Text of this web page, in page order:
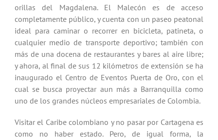
orillas del Magdalena. El Malecón es de acceso
completamente público, y cuenta con un paseo peatonal
ideal para caminar o recorrer en bicicleta, patineta, o
cualquier medio de transporte deportivo; también con
más de una docena de restaurantes y bares al aire libre;
y ahora, al final de sus 12 kilómetros de extensión se ha
inaugurado el Centro de Eventos Puerta de Oro, con el
cual se busca proyectar aun más a Barranquilla como
uno de los grandes núcleos empresariales de Colombia.
Visitar el Caribe colombiano y no pasar por Cartagena es
como no haber estado. Pero, de igual forma, la